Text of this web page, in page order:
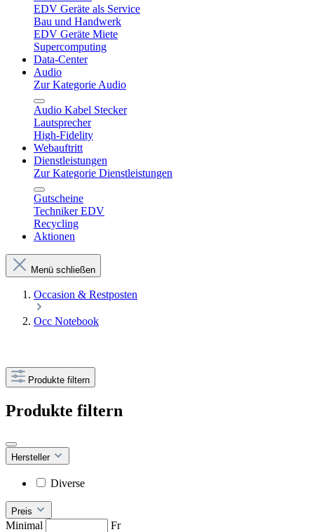
EDV Geräte als Service
Bau und Handwerk
EDV Geräte Miete
Supercomputing
Data-Center
Audio
Zur Kategorie Audio
Audio Kabel Stecker
Lautsprecher
High-Fidelity
Webauftritt
Dienstleistungen
Zur Kategorie Dienstleistungen
Gutscheine
Techniker EDV
Recycling
Aktionen
Menü schließen
Occasion & Restposten
Occ Notebook
Produkte filtern
Produkte filtern
Hersteller
Diverse
Preis
Minimal
Fr